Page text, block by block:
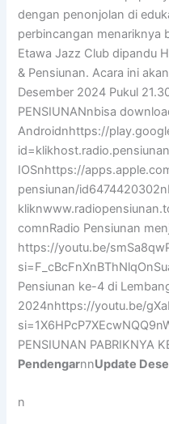
dengan penonjolan di
perbincangan menariknya
Etawa Jazz Club dipandu
& Pensiunan. Acara ini
Desember 2024 Pukul
PENSIUNANnbisa
Androidnhttps://
IOSnhttps://
pensiunan/
comnRadio Pensiunan
https://youtu.be/
Pensiunan ke-4 di
2024nhttps://youtu.be/
PENSIUNAN PABRIKNYA
PendengarnnUpdate
n